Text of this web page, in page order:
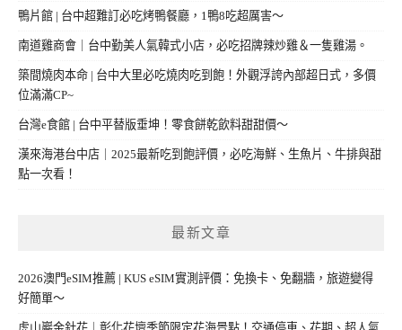
鴨片館 | 台中超難訂必吃烤鴨餐廳，1鴨8吃超厲害～
南道雞商會｜台中勤美人氣韓式小店，必吃招牌辣炒雞＆一隻雞湯。
築間燒肉本命 | 台中大里必吃燒肉吃到飽！外觀浮誇內部超日式，多價
位滿滿CP~
台灣e食館 | 台中平替版垂坤！零食餅乾飲料甜甜價～
漢來海港台中店｜2025最新吃到飽評價，必吃海鮮、生魚片、牛排與甜
點一次看！
最新文章
2026澳門eSIM推薦 | KUS eSIM實測評價：免換卡、免翻牆，旅遊變得
好簡單～